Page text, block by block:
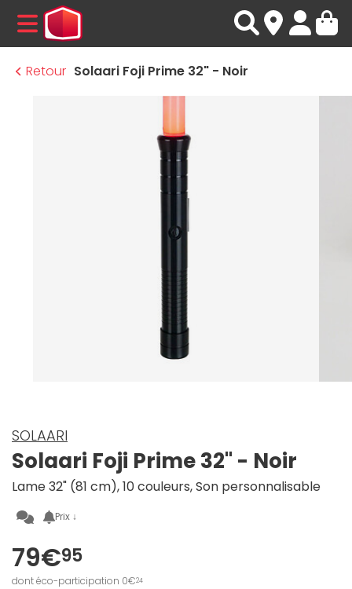
MENU
Retour Solaari Foji Prime 32" - Noir
SOLAARI
Solaari Foji Prime 32" - Noir
Lame 32" (81 cm), 10 couleurs, Son personnalisable
Prix ↓
79€95
dont éco-participation 0€24